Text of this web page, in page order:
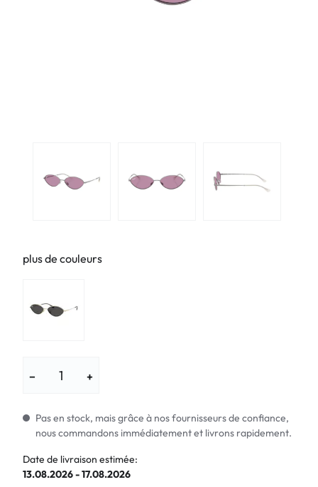
plus de couleurs
− +
Pas en stock, mais grâce à nos fournisseurs de confiance,
nous commandons immédiatement et livrons rapidement.
Date de livraison estimée:
13.08.2026 - 17.08.2026